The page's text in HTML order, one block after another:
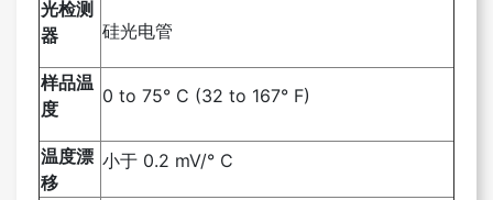
光检测
器
硅光电管
样品温
度
0 to 75° C (32 to 167° F)
温度漂
移
小于 0.2 mV/° C